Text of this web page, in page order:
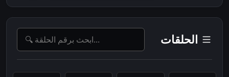
الحلقات